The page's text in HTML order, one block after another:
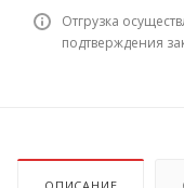
Отгрузка
подтверждения